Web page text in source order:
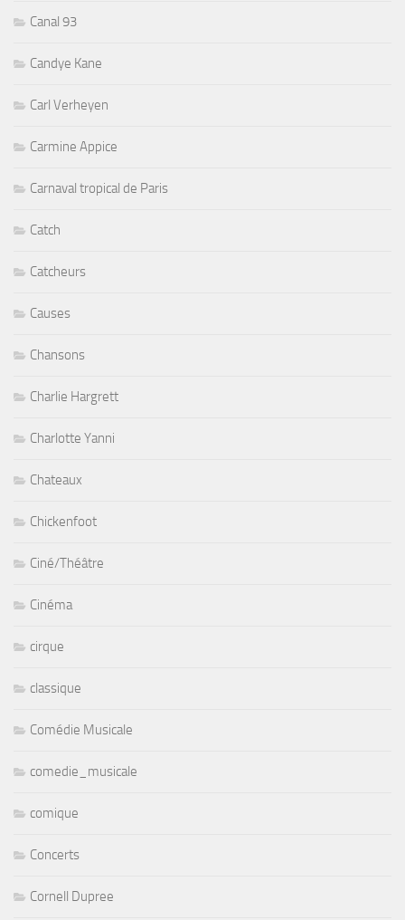
Canal 93
Candye Kane
Carl Verheyen
Carmine Appice
Carnaval tropical de Paris
Catch
Catcheurs
Causes
Chansons
Charlie Hargrett
Charlotte Yanni
Chateaux
Chickenfoot
Ciné/Théâtre
Cinéma
cirque
classique
Comédie Musicale
comedie_musicale
comique
Concerts
Cornell Dupree